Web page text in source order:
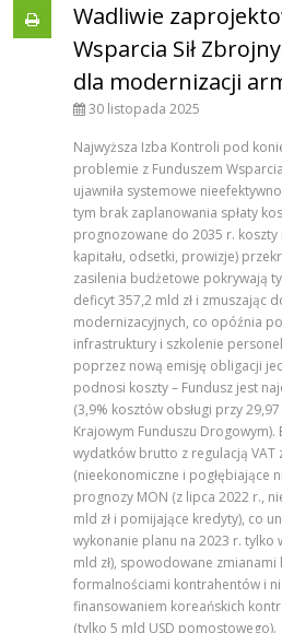
Wadliwie
Wsparcia Sił
dla modernizacji
30 listopada 2025
Najwyższa Izba Kontroli pod
problemie z Funduszem
ujawniła systemowe
tym brak zaplanowania spłaty
prognozowane do 2035 r. koszty
kapitału, odsetki, prowizje)
zasilenia budżetowe pokrywają
deficyt 357,2 mld zł i zmuszając
modernizacyjnych, co opóźnia
infrastruktury i szkolenie
poprzez nową emisję obligacji
podnosi koszty – Fundusz jest
(3,9% kosztów obsługi przy
Krajowym Funduszu
wydatków brutto z regulacją VAT
(nieekonomiczne i pogłębiające
prognozy MON (z lipca 2022 r.,
mld zł i pomijające kredyty), co
wykonanie planu na 2023 r. tylko
mld zł), spowodowane
formalnościami kontrahentów i
finansowaniem koreańskich
(tylko 5 mld USD pomostowego).